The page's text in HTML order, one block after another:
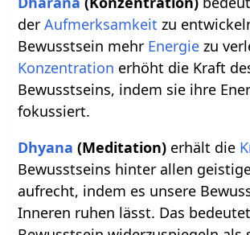
derAufmerksamkeit zu
Bewusstsein mehr Energie zu
Konzentration erhöht die Kraft
Bewusstseins, indem sie ihre
fokussiert.
Dhyana (Meditation) erhält die
Bewusstseins hinter allen
aufrecht, indem es unsere
Inneren ruhen lässt. Das